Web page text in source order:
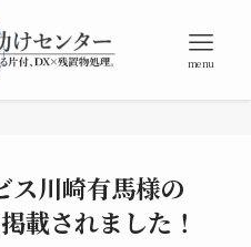
menu
ス川崎有馬様の
されました！